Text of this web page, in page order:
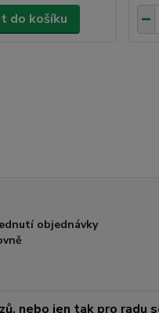
do košíku
objednávky
nebo jen tak pro radu